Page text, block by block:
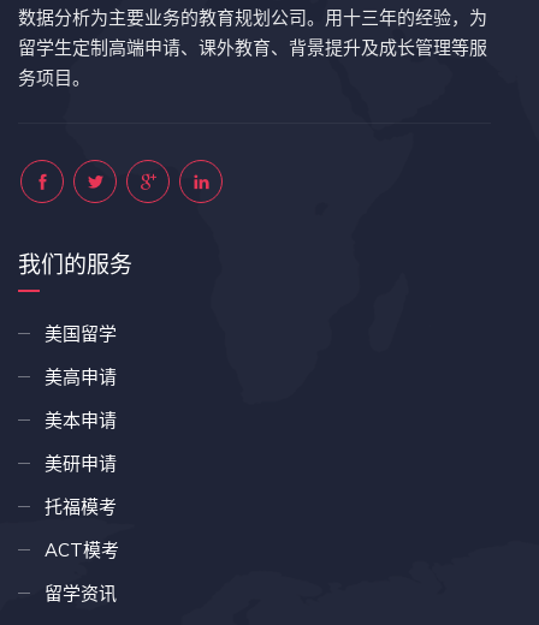
数据分析为主要业务的教育规划公司。用十三年的经验，为
留学生定制高端申请、课外教育、背景提升及成长管理等服
务项目。
我们的服务
美国留学
美高申请
美本申请
美研申请
托福模考
ACT模考
留学资讯